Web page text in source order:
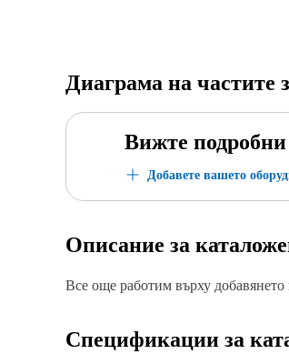
Диаграма на частите
Вижте
Добавете вашето
Описание за
Все още работим върху добавянето
Спецификации за